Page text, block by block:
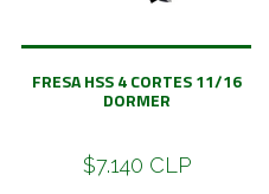
FRESA HSS 4 CORTES 11/16
DORMER
$7.140 CLP